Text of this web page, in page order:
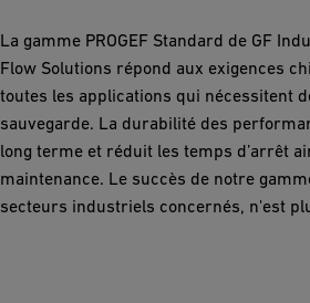
La gamme PROGEF Standard de GF
Flow Solutions répond aux exigences
toutes les applications qui nécessitent
sauvegarde. La durabilité des
long terme et réduit les temps d’arrêt
maintenance. Le succès de notre
secteurs industriels concernés, n'est